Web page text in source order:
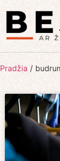
Pradžia /